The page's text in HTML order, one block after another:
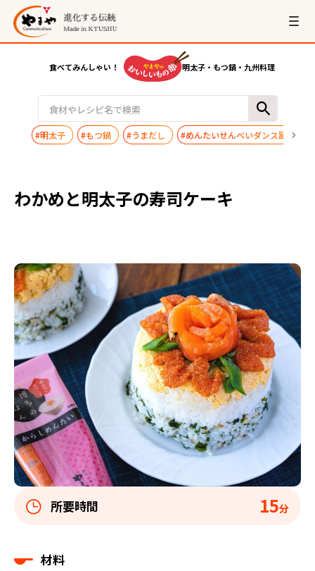
食べてみんしゃい！ 明太子・もつ鍋・九州料理
#明太子 #もつ鍋 #うまだし #めんたいせんべいダンス踊ってみ
わかめと明太子の寿司ケーキ
所要時間 15分
材料